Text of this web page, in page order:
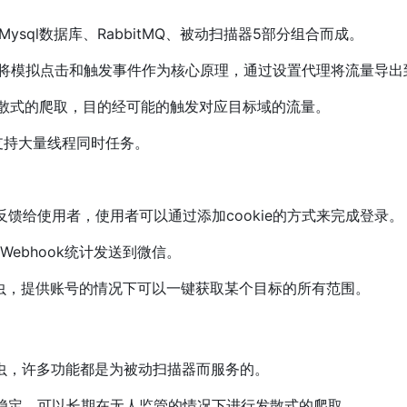
数据库、RabbitMQ、被动扫描器5部分组合而成。
拟点击和触发事件作为核心原理，通过设置代理将流量导出
的爬取，目的经可能的触发对应目标域的流量。
大量线程同时任务。
给使用者，使用者可以通过添加cookie的方式来完成登录。
统计发送到微信。
提供账号的情况下可以一键获取某个目标的所有范围。
许多功能都是为被动扫描器而服务的。